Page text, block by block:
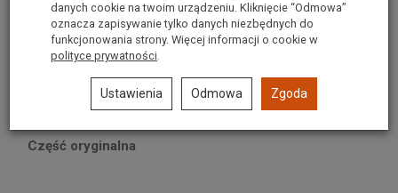
MTD IDLR:V TYPE x 2.94
Średnica: 74,5mm
Wysokość: 23mm
Otwór: 9,5mm
Część oryginalna
danych cookie na twoim urządzeniu. Kliknięcie “Odmowa”
oznacza zapisywanie tylko danych niezbędnych do
funkcjonowania strony. Więcej informacji o cookie w
polityce prywatności.
Ustawienia Odmowa Zgoda